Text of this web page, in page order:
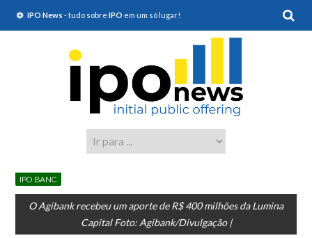
IPO News - tudo sobre IPO em um só lugar!
IPO BANC
O Agibank recebeu um aporte de R$ 400 milhões da Lumina
Capital Foto: Agibank/Divulgação |